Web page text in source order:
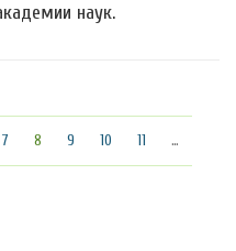
наук.
7 8 (текущая)
9 10 11 …